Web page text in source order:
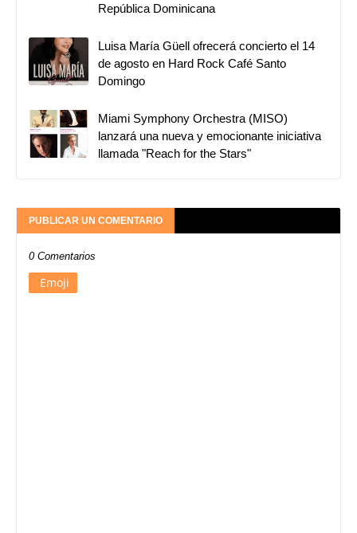
República Dominicana
Luisa María Güell ofrecerá concierto el 14
de agosto en Hard Rock Café Santo
Domingo
Miami Symphony Orchestra (MISO)
lanzará una nueva y emocionante iniciativa
llamada "Reach for the Stars"
PUBLICAR UN COMENTARIO
0 Comentarios
Emoji